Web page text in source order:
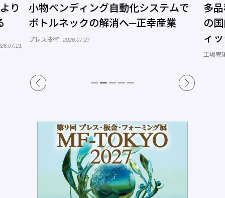
ベンディング自動化システムで
ルネックの解消へ─正幸産業
2026.07.27
多品種少量
の国内回帰
ィック 加賀
工場管理 連載「闘